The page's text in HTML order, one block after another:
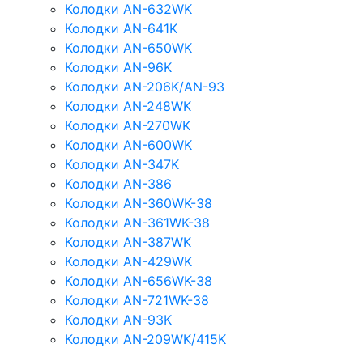
Колодки AN-632WK
Колодки AN-641K
Колодки AN-650WK
Колодки AN-96K
Колодки AN-206K/AN-93
Колодки AN-248WK
Колодки AN-270WK
Колодки AN-600WK
Колодки AN-347K
Колодки AN-386
Колодки AN-360WK-38
Колодки AN-361WK-38
Колодки AN-387WK
Колодки AN-429WK
Колодки AN-656WK-38
Колодки AN-721WK-38
Колодки AN-93K
Колодки AN-209WK/415K